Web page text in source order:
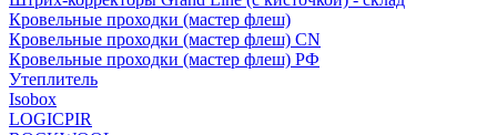
Кровельные проходки (мастер флеш)
Кровельные проходки (мастер флеш) CN
Кровельные проходки (мастер флеш) РФ
Утеплитель
Isobox
LOGICPIR